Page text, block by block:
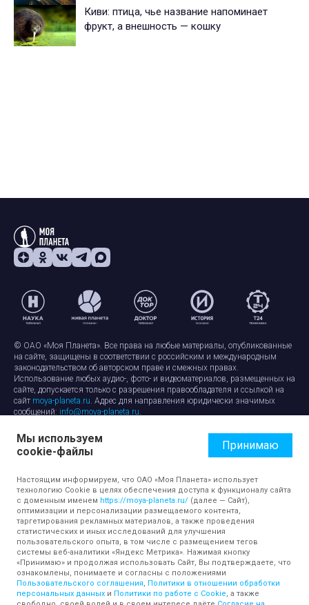
Киви: птица, чье название напоминает
фрукт, а внешность — кошку
© ОАО «Моя Планета». Все права на любые материалы, опубликованные
на сайте, защищены в соответствии с российским и международным
законодательством об авторском праве и смежных правах.
Использование любых аудио-, фото- и видеоматериалов, размещенных на
сайте, допускается только с разрешения правообладателя и ссылкой на
сайт moya-planeta.ru. Адрес для направления юридически значимых
сообщений: info@moya-planeta.ru.
Правила сайтаРабота с cookie-файлами
Защита персональных данных
Обработка персональных данных
Мы используем
cookie-файлы
Принимаю
Настоящим информируем, что ОАО «Моя Планета» использует
технологию Cookie в целях обеспечения доступа к функционалу сайта
с доменным именем https://moya-planeta.ru/ (далее — Сайт),
оптимизации и персонализации размещаемого контента,
таргетирования рекламных материалов, а также проведения
статистических и иных исследований для улучшения
пользовательского опыта, в том числе с размещением тегов
системы веб-аналитики «Яндекс Метрика». Нажимая кнопку
«Принимаю» и продолжая использовать Сайт, Вы подтверждаете, что
ознакомлены, понимаете и согласны с положениями
Пользовательского соглашения, Политики в отношении обработки
персональных данных и Политики по работе с Cookie, а также